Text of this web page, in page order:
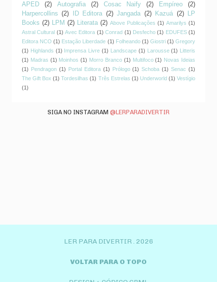
APED
(2) Autografia (2) Cosac Naify (2) Empíreo
(2)
Harpercollins
(2) ID Editora (2) Jangada (2) Kazuá (2)
LP
Books (2) LPM (2) Literata (2) Above Publicações (1) Amarilys (1)
Astral Cultural (1) Avec Editora (1) Conrad (1) Desfecho (1) EDUFES (1)
Editora NCO (1) Estação Liberdade (1) Folheando (1) Giostri (1) Gregory
(1) Highlands (1) Imprensa Livre (1) Landscape (1) Larousse (1) Litteris
(1) Madras (1) Moinhos (1) Morro Branco (1) Multifoco (1) Novas Ideias
(1) Pendragon (1) Portal Editora (1) Prólogo (1) Schoba (1) Senac (1)
The Gift Box (1) Tordesilhas (1) Três Estrelas (1) Underworld (1) Vestígio
(1)
SIGA NO INSTAGRAM @LERPARADIVERTIR
LER PARA DIVERTIR . 2026
VOLTAR PARA O TOPO